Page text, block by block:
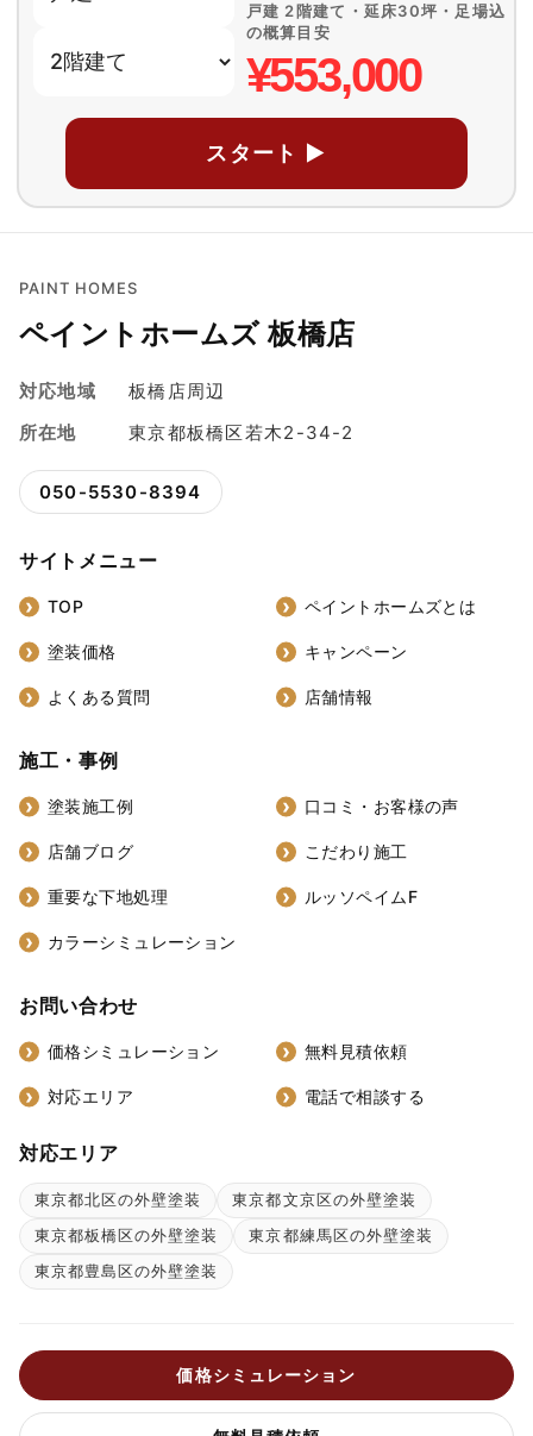
戸建 2階建て・延床30坪・足場込
の概算目安
¥553,000
スタート ▶
PAINT HOMES
ペイントホームズ 板橋店
対応地域
板橋店周辺
所在地
東京都板橋区若木2-34-2
050-5530-8394
サイトメニュー
TOP ペイントホームズとは
塗装価格 キャンペーン
よくある質問 店舗情報
施工・事例
塗装施工例 口コミ・お客様の声
店舗ブログ こだわり施工
重要な下地処理 ルッソペイムF
カラーシミュレーション
お問い合わせ
価格シミュレーション 無料見積依頼
対応エリア 電話で相談する
対応エリア
東京都北区の外壁塗装
東京都文京区の外壁塗装
東京都板橋区の外壁塗装
東京都練馬区の外壁塗装
東京都豊島区の外壁塗装
価格シミュレーション